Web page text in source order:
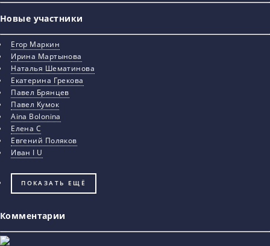
Новые участники
Егор Маркин
Ирина Мартынова
Наталья Шематинова
Екатерина Грекова
Павел Брянцев
Павел Кумок
Aina Bolonina
Елена С
Евгений Поляков
Иван I U
ПОКАЗАТЬ ЕЩЁ
Комментарии